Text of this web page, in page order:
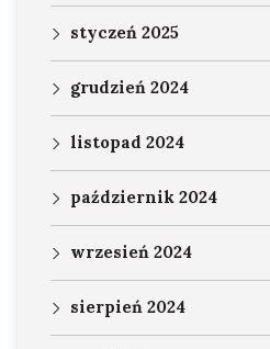
styczeń 2025
grudzień 2024
listopad 2024
październik 2024
wrzesień 2024
sierpień 2024